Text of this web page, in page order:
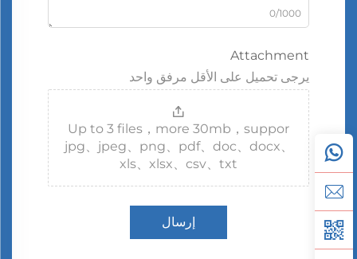
0/1000
Attachment
يرجى تحميل على الأقل مرفق واحد
Up to 3 files，more 30mb，suppor
jpg、jpeg、png、pdf、doc、docx、
xls、xlsx、csv、txt
إرسال